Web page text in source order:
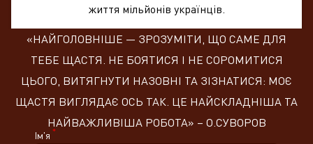
життя мільйонів українців.
«НАЙГОЛОВНІШЕ — ЗРОЗУМІТИ, ЩО САМЕ ДЛЯ
ТЕБЕ ЩАСТЯ. НЕ БОЯТИСЯ І НЕ СОРОМИТИСЯ
ЦЬОГО, ВИТЯГНУТИ НАЗОВНІ ТА ЗІЗНАТИСЯ: МОЄ
ЩАСТЯ ВИГЛЯДАЄ ОСЬ ТАК. ЦЕ НАЙСКЛАДНІША ТА
НАЙВАЖЛИВІША РОБОТА» – О.СУВОРОВ
Ім'я *